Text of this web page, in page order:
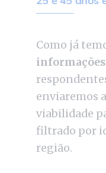
Como já
enviaremos
viabilidade
filtrado por
região.